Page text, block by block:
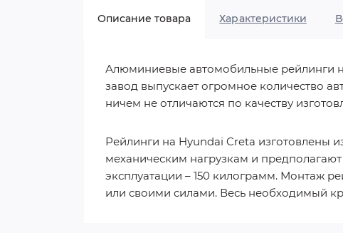
Описание товара Характеристики
Алюминиевые автомобильные рейлинги
завод выпускает огромное количество
ничем не отличаются по качеству
Рейлинги на Hyundai Creta изготовлены
механическим нагрузкам и
эксплуатации – 150 килограмм. Монтаж
или своими силами. Весь необходимый